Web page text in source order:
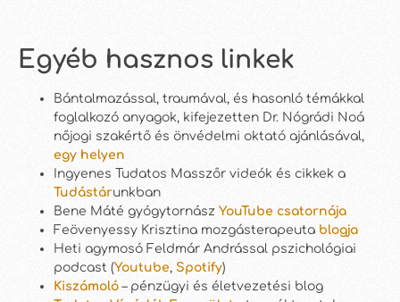
Egyéb hasznos linkek
Bántalmazással, traumával, és hasonló témákkal
foglalkozó anyagok, kifejezetten Dr. Nógrádi Noá
nőjogi szakértő és önvédelmi oktató ajánlásával,
egy helyen
Ingyenes Tudatos Masszőr videók és cikkek a
Tudástárunkban
Bene Máté gyógytornász YouTube csatornája
Feövenyessy Krisztina mozgásterapeuta blogja
Heti agymosó Feldmár Andrással pszichológiai
podcast (Youtube, Spotify)
Kiszámoló – pénzügyi és életvezetési blog